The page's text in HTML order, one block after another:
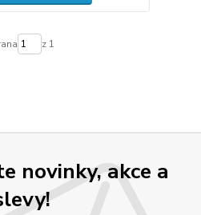
z 1
novinky, akce a